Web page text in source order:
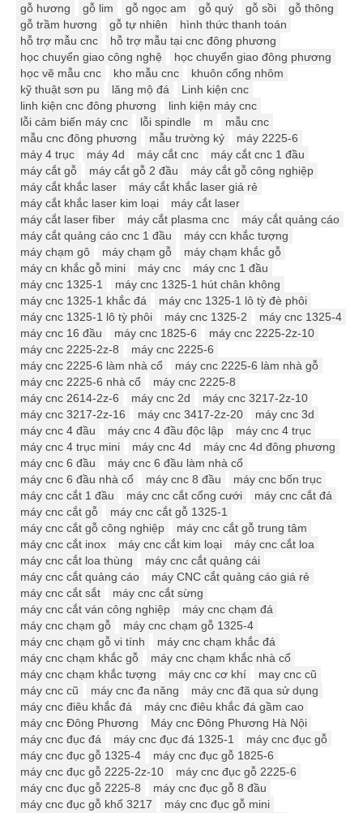
gỗ hương
gỗ lim gỗ ngọc am gỗ quý gỗ sồi
gỗ thông
gỗ trầm hương
gỗ tự nhiên
hình thức thanh toán
hỗ trợ mẫu cnc
hỗ trợ mẫu tại cnc đông phương
học chuyển giao công nghệ
học chuyển giao đông phương
học vẽ mẫu cnc
kho mẫu cnc
khuôn cổng nhôm
kỹ thuật sơn pu
lăng mộ đá
Linh kiện cnc
linh kiện cnc đông phương
linh kiện máy cnc
lỗi cảm biến máy cnc
lỗi spindle m
mẫu cnc
mẫu cnc đông phương
mẫu trường kỷ
máy 2225-6
máy 4 trục
máy 4d máy cắt cnc
máy cắt cnc 1 đầu
máy cắt gỗ
máy cắt gỗ 2 đầu
máy cắt gỗ công nghiệp
máy cắt khắc laser
máy cắt khắc laser giá rẻ
máy cắt khắc laser kim loại
máy cắt laser
máy cắt laser fiber
máy cắt plasma cnc
máy cắt quảng cáo
máy cắt quảng cáo cnc 1 đầu
máy ccn khắc tượng
máy chạm gô
máy chạm gỗ
máy chạm khắc gỗ
máy cn khắc gỗ mini
máy cnc
máy cnc 1 đầu
máy cnc 1325-1
máy cnc 1325-1 hút chân không
máy cnc 1325-1 khắc đá
máy cnc 1325-1 lô tỳ đè phôi
máy cnc 1325-1 lô tỳ phôi
máy cnc 1325-2
máy cnc 1325-4
máy cnc 16 đầu
máy cnc 1825-6
máy cnc 2225-2z-10
máy cnc 2225-2z-8
máy cnc 2225-6
máy cnc 2225-6 làm nhà cổ
máy cnc 2225-6 làm nhà gỗ
máy cnc 2225-6 nhà cổ
máy cnc 2225-8
máy cnc 2614-2z-6
máy cnc 2d
máy cnc 3217-2z-10
máy cnc 3217-2z-16
máy cnc 3417-2z-20
máy cnc 3d
máy cnc 4 đầu
máy cnc 4 đầu độc lập
máy cnc 4 trục
máy cnc 4 trục mini
máy cnc 4d
máy cnc 4d đông phương
máy cnc 6 đầu
máy cnc 6 đầu làm nhà cổ
máy cnc 6 đầu nhà cổ
máy cnc 8 đầu
máy cnc bốn trục
máy cnc cắt 1 đầu
máy cnc cắt cổng cưới
máy cnc cắt đá
máy cnc cắt gỗ
máy cnc cắt gỗ 1325-1
máy cnc cắt gỗ công nghiệp
máy cnc cắt gỗ trung tâm
máy cnc cắt inox
máy cnc cắt kim loại
máy cnc cắt loa
máy cnc cắt loa thùng
máy cnc cắt quảng cái
máy cnc cắt quảng cáo
máy CNC cắt quảng cáo giá rẻ
máy cnc cắt sắt
máy cnc cắt sừng
máy cnc cắt ván công nghiệp
máy cnc chạm đá
máy cnc chạm gỗ
máy cnc chạm gỗ 1325-4
máy cnc chạm gỗ vi tính
máy cnc chạm khắc đá
máy cnc chạm khắc gỗ
máy cnc chạm khắc nhà cổ
máy cnc chạm khắc tượng
máy cnc cơ khí
may cnc cũ
máy cnc cũ
máy cnc đa năng
máy cnc đã qua sử dụng
máy cnc điêu khắc đá
máy cnc điêu khắc đá gầm cao
máy cnc Đông Phương
Máy cnc Đông Phương Hà Nội
máy cnc đục đá
máy cnc đục đá 1325-1
máy cnc đục gỗ
máy cnc đục gỗ 1325-4
máy cnc đục gỗ 1825-6
máy cnc đục gỗ 2225-2z-10
máy cnc đục gỗ 2225-6
máy cnc đục gỗ 2225-8
máy cnc đục gỗ 8 đầu
máy cnc đục gỗ khổ 3217
máy cnc đục gỗ mini